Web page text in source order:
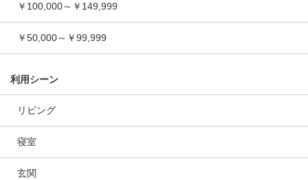
￥100,000～￥149,999
￥50,000～￥99,999
利用シーン
リビング
寝室
玄関